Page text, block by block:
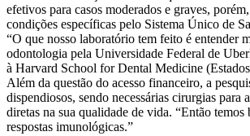
efetivos para casos moderados e graves,
condições específicas pelo Sistema Único de
“O que nosso laboratório tem feito é entender
odontologia pela Universidade Federal de
à Harvard School for Dental Medicine
Além da questão do acesso financeiro, a
dispendiosos, sendo necessárias cirurgias para
diretas na sua qualidade de vida. “Então
respostas imunológicas.”